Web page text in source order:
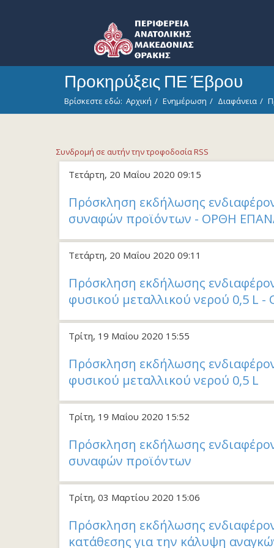
Προκηρύξεις ΠΕ Έβρου
Βρίσκεστε εδώ: Αρχική Ενημέρωση Διαφάνεια
Συνδρομή σε αυτήν την τροφοδοσία RSS
Τετάρτη, 20 Μαΐου 2020 09:15
Πρόσκληση εκδήλωσης
συναφών προϊόντων - ΟΡΘΗ
Τετάρτη, 20 Μαΐου 2020 09:11
Πρόσκληση εκδήλωσης
φυσικού μεταλλικού νερού 0,5
Τρίτη, 19 Μαΐου 2020 15:55
Πρόσκληση εκδήλωσης
φυσικού μεταλλικού νερού 0,5 L
Τρίτη, 19 Μαΐου 2020 15:52
Πρόσκληση εκδήλωσης
συναφών προϊόντων
Τρίτη, 03 Μαρτίου 2020 15:06
Πρόσκληση εκδήλωσης
κατάθεσης για την κάλυψη